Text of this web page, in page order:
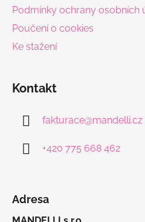
Podmínky ochrany osobních
Poučení o cookies
Ke stažení
Kontakt
fakturace@mandelli.cz
+420 775 668 462
Adresa